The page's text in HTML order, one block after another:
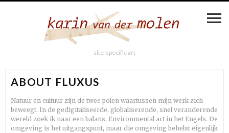
site-specific art
ABOUT FLUXUS
Natuur en cultuur zijn de twee polen waartussen mijn werk zich
beweegt. In de gedigitaliseerde, globaliserende, snel veranderende
wereld zoek ik naar een balans. Environmental art in het Engels. De
omgeving is het uitgangspunt, maar die omgeving behelst eigenlijk